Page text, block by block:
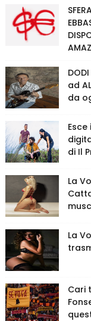
ad
da
di Il
La
La
Cari